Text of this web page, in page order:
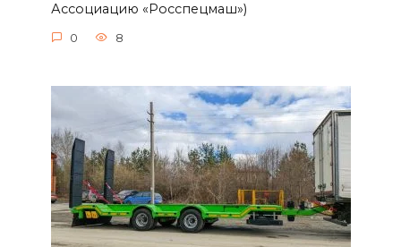
Ассоциацию «Росспецмаш»)
0 8